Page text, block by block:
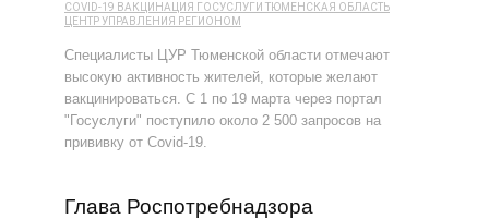
COVID-19 ВАКЦИНАЦИЯ ГОСУСЛУГИ ТЮМЕНСКАЯ ОБЛАСТЬ
ЦЕНТР УПРАВЛЕНИЯ РЕГИОНОМ
Специалисты ЦУР Тюменской области отмечают
высокую активность жителей, которые желают
вакцинироваться. С 1 по 19 марта через портал
"Госуслуги" поступило около 2 500 запросов на
прививку от Covid-19.
Глава Роспотребнадзора